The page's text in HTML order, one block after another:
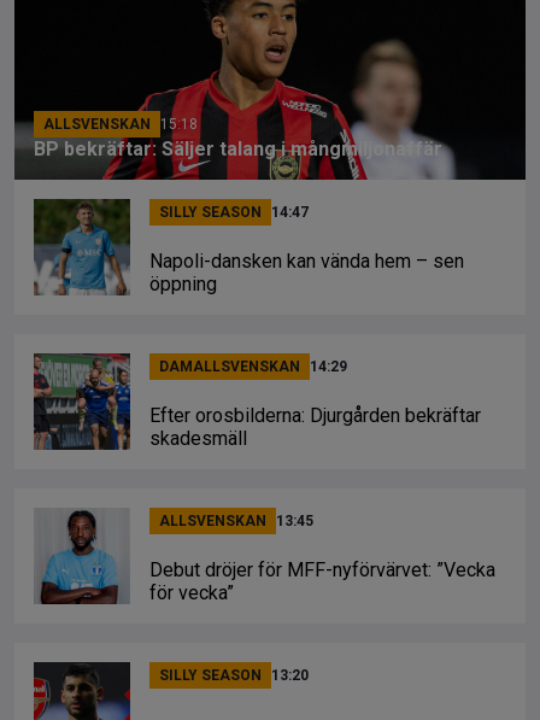
ALLSVENSKAN 15:18
BP bekräftar: Säljer talang i mångmiljonaffär
SILLY SEASON 14:47
Napoli-dansken kan vända hem – sen
öppning
DAMALLSVENSKAN 14:29
Efter orosbilderna: Djurgården bekräftar
skadesmäll
ALLSVENSKAN 13:45
Debut dröjer för MFF-nyförvärvet: ”Vecka
för vecka”
SILLY SEASON 13:20